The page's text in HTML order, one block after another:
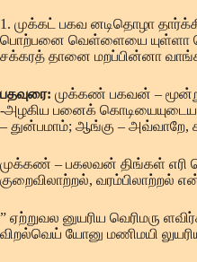
1. முக்கட் பகவ னடிதொழா
பொற்பனை வெள்ளையை யுள்ளா
சக்கரத் தானை மறப்பின்னா
பதவுரை: முக்கண் பகவன் –
-அழகிய பனைக்
– துன்பமாம்; ஆங்கு – அவ்வாறே,
முக்கண் – பகலவன் திங்கள் எரி
குறைவிலாற்றல், வரம்பிலாற்றல்
” ஏற்றுவல னுயரிய வெரிமரு
விறல்வெய் யோனு மணிமயி